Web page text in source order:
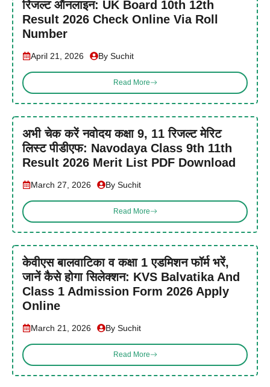
रिजल्ट ऑनलाइन: UK Board 10th 12th
Result 2026 Check Online Via Roll
Number
April 21, 2026 By Suchit
Read More
अभी चेक करें नवोदय कक्षा 9, 11 रिजल्ट मेरिट
लिस्ट पीडीएफ: Navodaya Class 9th 11th
Result 2026 Merit List PDF Download
March 27, 2026 By Suchit
Read More
केवीएस बालवाटिका व कक्षा 1 एडमिशन फॉर्म भरें,
जानें कैसे होगा सिलेक्शन: KVS Balvatika And
Class 1 Admission Form 2026 Apply
Online
March 21, 2026 By Suchit
Read More